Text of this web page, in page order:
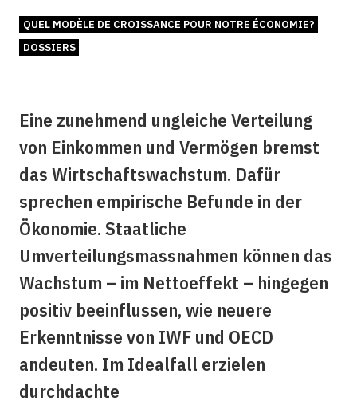
QUEL MODÈLE DE CROISSANCE POUR NOTRE ÉCONOMIE?
DOSSIERS
Eine zunehmend ungleiche Verteilung
von Einkommen und Vermögen bremst
das Wirtschaftswachstum. Dafür
sprechen empirische Befunde in der
Ökonomie. Staatliche
Umverteilungsmassnahmen können das
Wachstum – im Nettoeffekt – hingegen
positiv beeinflussen, wie neuere
Erkenntnisse von IWF und OECD
andeuten. Im Idealfall erzielen
durchdachte